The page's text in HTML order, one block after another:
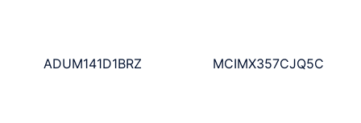
ADUM141D1BRZ MCIMX357CJQ5C